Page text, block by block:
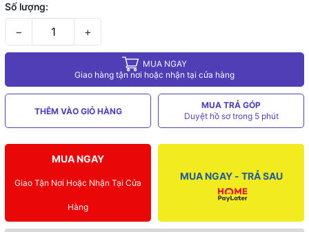
Số lượng:
− +
MUA NGAY
Giao hàng tận nơi hoặc nhận tại cửa hàng
THÊM VÀO GIỎ HÀNG
MUA TRẢ GÓP
Duyệt hồ sơ trong 5 phút
MUA NGAY
Giao Tận Nơi Hoặc Nhận Tại Cửa
Hàng
MUA NGAY - TRẢ SAU